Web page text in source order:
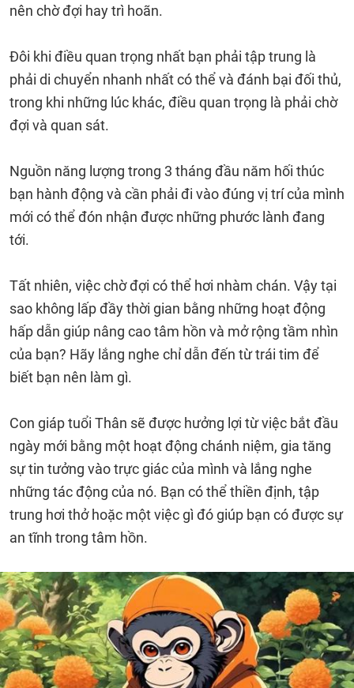
nên chờ đợi hay trì hoãn.
Đôi khi điều quan trọng nhất bạn phải tập trung là
phải di chuyển nhanh nhất có thể và đánh bại đối thủ,
trong khi những lúc khác, điều quan trọng là phải chờ
đợi và quan sát.
Nguồn năng lượng trong 3 tháng đầu năm hối thúc
bạn hành động và cần phải đi vào đúng vị trí của mình
mới có thể đón nhận được những phước lành đang
tới.
Tất nhiên, việc chờ đợi có thể hơi nhàm chán. Vậy tại
sao không lấp đầy thời gian bằng những hoạt động
hấp dẫn giúp nâng cao tâm hồn và mở rộng tầm nhìn
của bạn? Hãy lắng nghe chỉ dẫn đến từ trái tim để
biết bạn nên làm gì.
Con giáp tuổi Thân sẽ được hưởng lợi từ việc bắt đầu
ngày mới bằng một hoạt động chánh niệm, gia tăng
sự tin tưởng vào trực giác của mình và lắng nghe
những tác động của nó. Bạn có thể thiền định, tập
trung hơi thở hoặc một việc gì đó giúp bạn có được sự
an tĩnh trong tâm hồn.